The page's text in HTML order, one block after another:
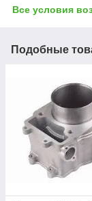
Все условия
Подобные